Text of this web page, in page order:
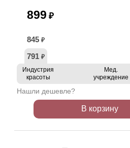
899 ₽
845 ₽
791 ₽
Индустрия
красоты
Мед.
учреждение
Нашли дешевле?
В корзину